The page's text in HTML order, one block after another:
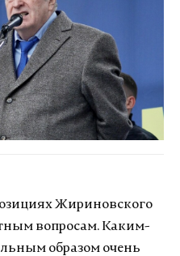
Жириновского
вопросам. Каким-
образом очень